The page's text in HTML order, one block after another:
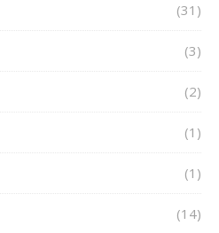
(31)
(3)
(2)
(1)
(1)
(14)